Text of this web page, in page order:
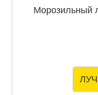
Морозильный